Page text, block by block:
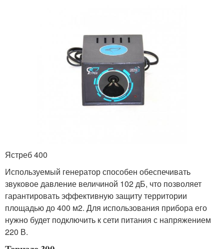
Ястреб 400
Используемый генератор способен обеспечивать
звуковое давление величиной 102 дБ, что позволяет
гарантировать эффективную защиту территории
площадью до 400 м2. Для использования прибора его
нужно будет подключить к сети питания с напряжением
220 В.